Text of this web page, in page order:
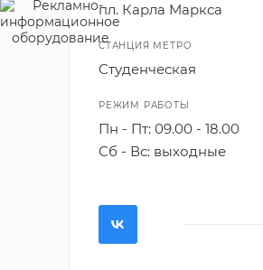
пл. Карла Маркса
СТАНЦИЯ МЕТРО
Студенческая
РЕЖИМ РАБОТЫ
Пн - Пт: 09.00 - 18.00
Сб - Вс: выходные